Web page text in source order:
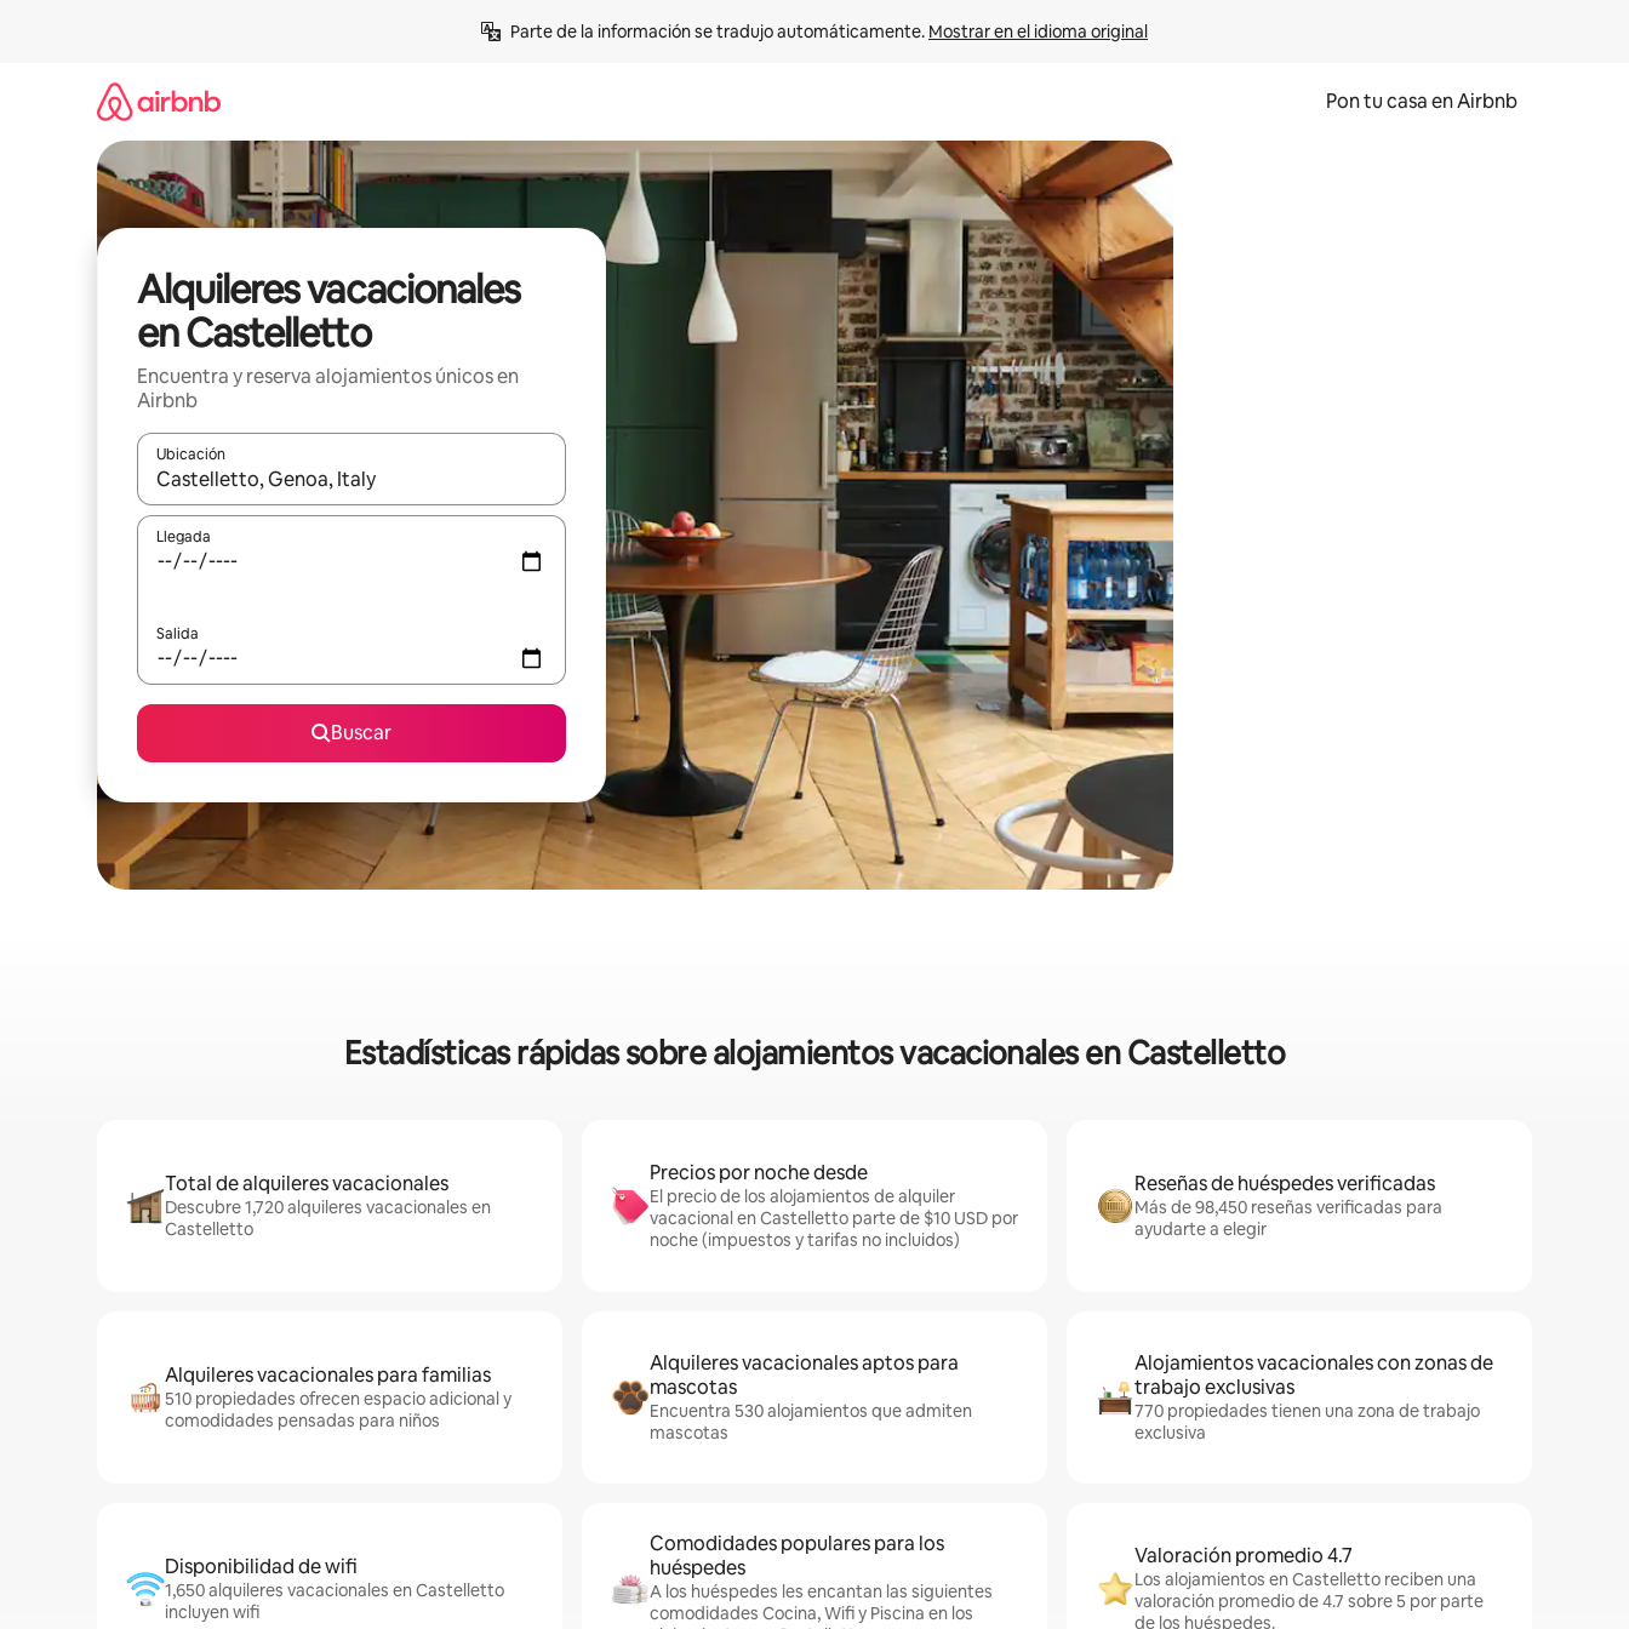
Parte de la información se tradujo automáticamente. Mostrar en el idioma original
Pon tu casa en Airbnb
Alquileres vacacionales
en Castelletto
Encuentra y reserva alojamientos únicos en
Airbnb
Ubicación
Cuando los resultados estén disponibles, navega con las teclas de flecha hacia arriba y hacia abajo o explora con el tacto o desliza el dedo.
Llegada
Salida
Buscar
Estadísticas rápidas sobre alojamientos vacacionales en Castelletto
Total de alquileres vacacionales
Descubre 1,720 alquileres vacacionales en
Castelletto
Precios por noche desde
El precio de los alojamientos de alquiler
vacacional en Castelletto parte de $10 USD por
noche (impuestos y tarifas no incluidos)
Reseñas de huéspedes verificadas
Más de 98,450 reseñas verificadas para
ayudarte a elegir
Alquileres vacacionales para familias
510 propiedades ofrecen espacio adicional y
comodidades pensadas para niños
Alquileres vacacionales aptos para
mascotas
Encuentra 530 alojamientos que admiten
mascotas
Alojamientos vacacionales con zonas de
trabajo exclusivas
770 propiedades tienen una zona de trabajo
exclusiva
Disponibilidad de wifi
1,650 alquileres vacacionales en Castelletto
incluyen wifi
Comodidades populares para los
huéspedes
A los huéspedes les encantan las siguientes
comodidades Cocina, Wifi y Piscina en los
Valoración promedio 4.7
Los alojamientos en Castelletto reciben una
valoración promedio de 4.7 sobre 5 por parte
de los huéspedes.